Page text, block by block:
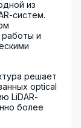
из
систем.
и
решает
optical
LiDAR-
более